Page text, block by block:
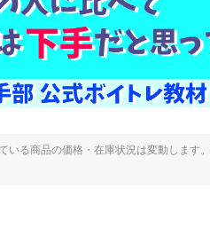
いる商品の価格・在庫状況は変動します